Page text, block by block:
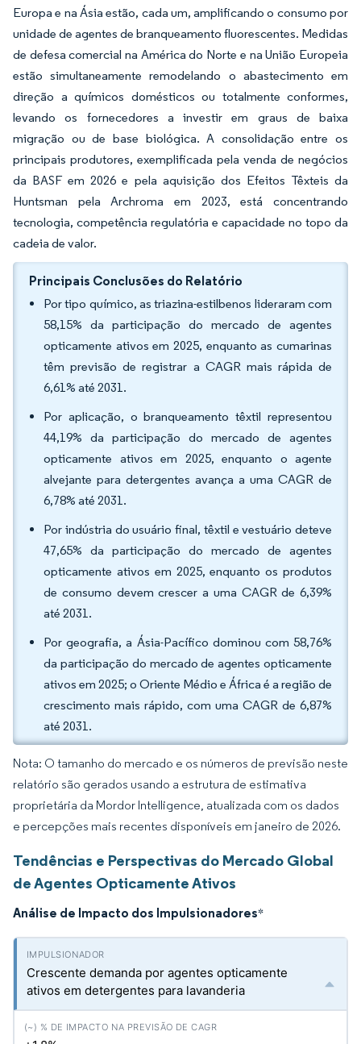
Europa e na Ásia estão, cada um, amplificando o consumo por
unidade de agentes de branqueamento fluorescentes. Medidas
de defesa comercial na América do Norte e na União Europeia
estão simultaneamente remodelando o abastecimento em
direção a químicos domésticos ou totalmente conformes,
levando os fornecedores a investir em graus de baixa
migração ou de base biológica. A consolidação entre os
principais produtores, exemplificada pela venda de negócios
da BASF em 2026 e pela aquisição dos Efeitos Têxteis da
Huntsman pela Archroma em 2023, está concentrando
tecnologia, competência regulatória e capacidade no topo da
cadeia de valor.
Principais Conclusões do Relatório
Por tipo químico, as triazina-estilbenos lideraram com
58,15% da participação do mercado de agentes
opticamente ativos em 2025, enquanto as cumarinas
têm previsão de registrar a CAGR mais rápida de
6,61% até 2031.
Por aplicação, o branqueamento têxtil representou
44,19% da participação do mercado de agentes
opticamente ativos em 2025, enquanto o agente
alvejante para detergentes avança a uma CAGR de
6,78% até 2031.
Por indústria do usuário final, têxtil e vestuário deteve
47,65% da participação do mercado de agentes
opticamente ativos em 2025, enquanto os produtos
de consumo devem crescer a uma CAGR de 6,39%
até 2031.
Por geografia, a Ásia-Pacífico dominou com 58,76%
da participação do mercado de agentes opticamente
ativos em 2025; o Oriente Médio e África é a região de
crescimento mais rápido, com uma CAGR de 6,87%
até 2031.
Nota: O tamanho do mercado e os números de previsão neste
relatório são gerados usando a estrutura de estimativa
proprietária da Mordor Intelligence, atualizada com os dados
e percepções mais recentes disponíveis em janeiro de 2026.
Tendências e Perspectivas do Mercado Global
de Agentes Opticamente Ativos
Análise de Impacto dos Impulsionadores*
Crescente demanda por agentes opticamente
ativos em detergentes para lavanderia